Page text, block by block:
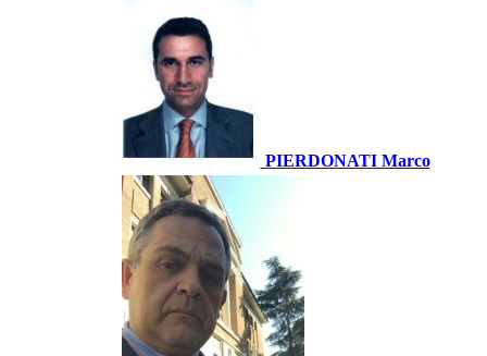
PIERDONATI Marco